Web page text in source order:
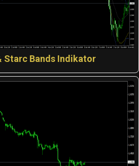
Starc Bands Indikator